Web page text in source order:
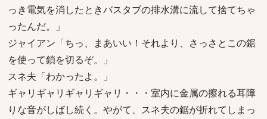
っき電気を消したときバスタブの排水溝に流して捨てちゃ
ったんだ。」
ジャイアン「ちっ、まあいい！それより、さっさとこの鋸
を使って鎖を切るぞ。」
スネ夫「わかったよ。」
ギャリギャリギャリギャリ・・・室内に金属の擦れる耳障
りな音がしばし続く。やがて、スネ夫の鋸が折れてしまっ